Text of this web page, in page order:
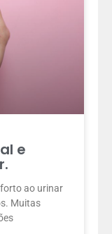
e
ao urinar
Muitas